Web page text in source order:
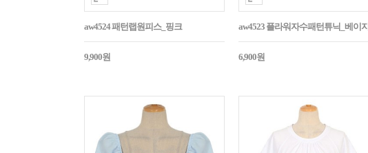
aw4524 패턴랩원피스_핑크
9,900원
aw4523 플라워자수패턴튜닉_베이지
6,900원